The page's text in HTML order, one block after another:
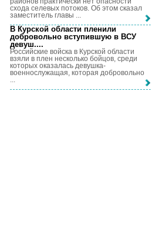
схода селевых потоков. Об этом сказал
заместитель главы ...
В Курской области пленили
добровольно вступившую в ВСУ
девуш....
Российские войска в Курской области
взяли в плен несколько бойцов, среди
которых оказалась девушка-
военнослужащая, которая добровольно
...